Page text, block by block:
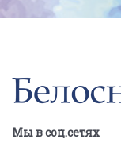
Мы в соц.сетях